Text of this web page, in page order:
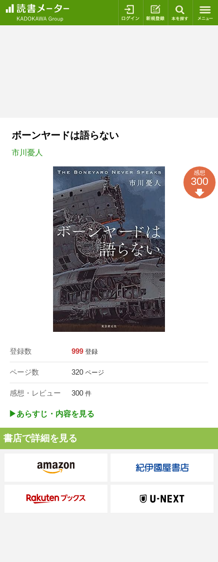
ログイン 新規登録
ボーンヤードは語らない
市川憂人
登録数 999 登録
ページ数 320 ページ
感想・レビュー 300 件
感想
300
▶︎あらすじ・内容を見る
書店で詳細を見る